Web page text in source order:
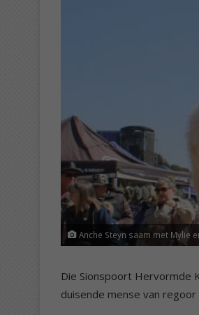
Anche Steyn saam met Mylie
Die Sionspoort Hervormde
duisende mense van